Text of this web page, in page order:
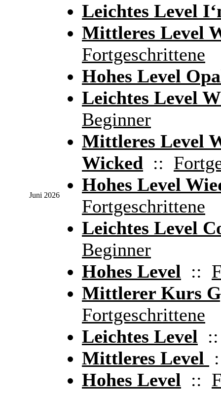
Juni 2026
Leichtes Level
Mittleres Level
Fortgeschrittene
Hohes Level
Leichtes Level
Beginner
Mittleres Level
Wicked ::
Hohes Level
Fortgeschrittene
Leichtes Level
Beginner
Hohes Level ::
Mittlerer Kurs
Fortgeschrittene
Leichtes Level
Mittleres Level
Hohes Level ::